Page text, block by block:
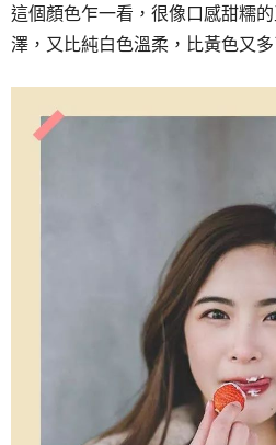
這個顏色乍一看，很像口感甜糯
澤，又比純白色溫柔，比黃色又多